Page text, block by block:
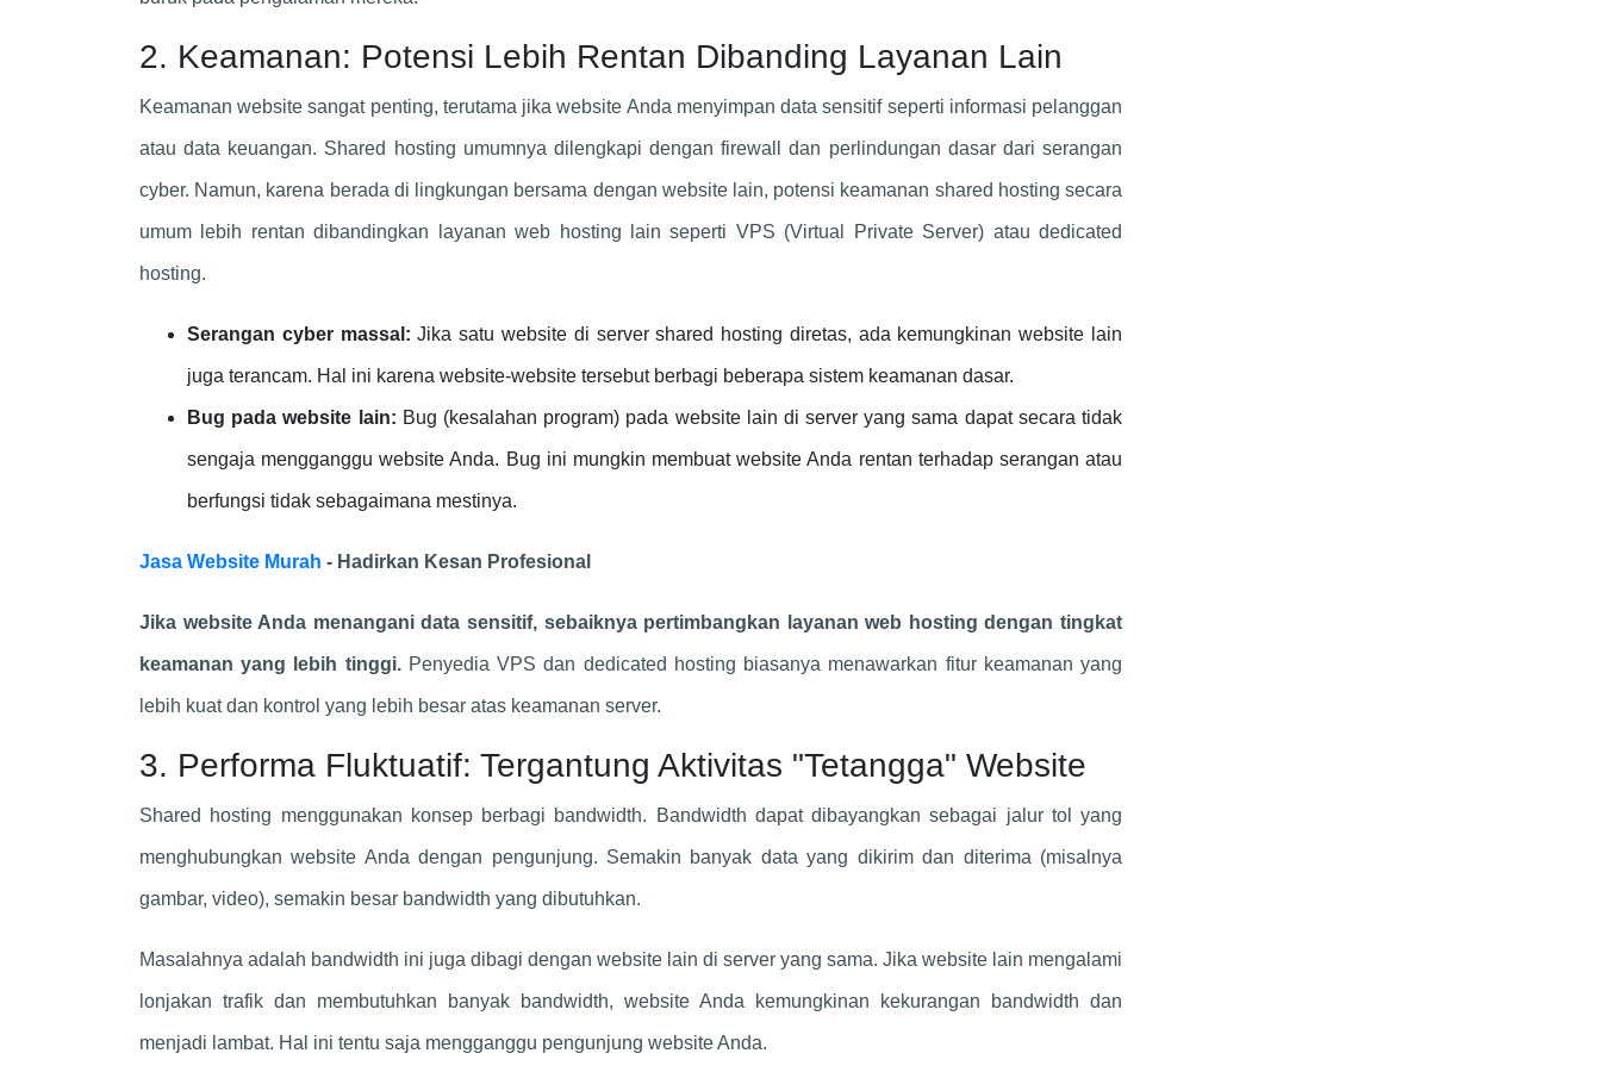
2. Keamanan: Potensi Lebih Rentan Dibanding Layanan Lain
Keamanan website sangat penting, terutama jika website Anda menyimpan data sensitif seperti informasi pelanggan
atau data keuangan. Shared hosting umumnya dilengkapi dengan firewall dan perlindungan dasar dari serangan
cyber. Namun, karena berada di lingkungan bersama dengan website lain, potensi keamanan shared hosting secara
umum lebih rentan dibandingkan layanan web hosting lain seperti VPS (Virtual Private Server) atau dedicated
hosting.
Serangan cyber massal: Jika satu website di server shared hosting diretas, ada kemungkinan website lain
juga terancam. Hal ini karena website-website tersebut berbagi beberapa sistem keamanan dasar.
Bug pada website lain: Bug (kesalahan program) pada website lain di server yang sama dapat secara tidak
sengaja mengganggu website Anda. Bug ini mungkin membuat website Anda rentan terhadap serangan atau
berfungsi tidak sebagaimana mestinya.
Jasa Website Murah - Hadirkan Kesan Profesional
Jika website Anda menangani data sensitif, sebaiknya pertimbangkan layanan web hosting dengan tingkat
keamanan yang lebih tinggi.Penyedia VPS dan dedicated hosting biasanya menawarkan fitur keamanan yang
lebih kuat dan kontrol yang lebih besar atas keamanan server.
3. Performa Fluktuatif: Tergantung Aktivitas "Tetangga" Website
Shared hosting menggunakan konsep berbagi bandwidth. Bandwidth dapat dibayangkan sebagai jalur tol yang
menghubungkan website Anda dengan pengunjung. Semakin banyak data yang dikirim dan diterima (misalnya
gambar, video), semakin besar bandwidth yang dibutuhkan.
Masalahnya adalah bandwidth ini juga dibagi dengan website lain di server yang sama. Jika website lain mengalami
lonjakan trafik dan membutuhkan banyak bandwidth, website Anda kemungkinan kekurangan bandwidth dan
menjadi lambat. Hal ini tentu saja mengganggu pengunjung website Anda.